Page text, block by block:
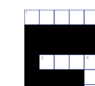
1
2 4